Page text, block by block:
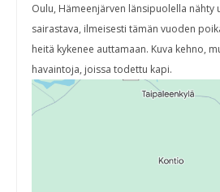
Oulu, Hämeenjärven länsipuolella nähty
sairastava, ilmeisesti tämän vuoden
heitä kykenee auttamaan. Kuva kehno,
havaintoja, joissa todettu kapi.